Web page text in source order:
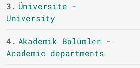
3. Üniversite -
University
4. Akademik Bölümler -
Academic departments